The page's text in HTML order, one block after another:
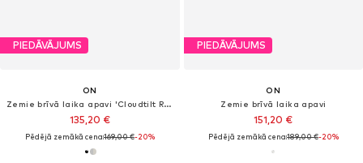
PIEDĀVĀJUMS
ON
Zemie brīvā laika apavi 'Cloudtilt Remix'
135,20 €
Pēdējā zemākā cena:169,00 €-20%
PIEDĀVĀJUMS
ON
Zemie brīvā laika apavi
151,20 €
Pēdējā zemākā cena:189,00 €-20%